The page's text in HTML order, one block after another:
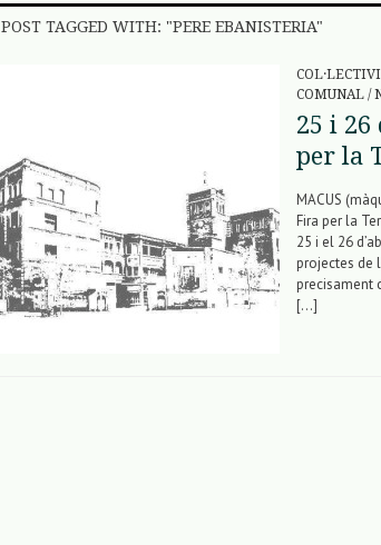
POST TAGGED WITH: "PERE EBANISTERIA"
COMUNAL /
25 i 26
per la
MACUS
Fira per la
25 i el 26
projectes de
precisament
[…]